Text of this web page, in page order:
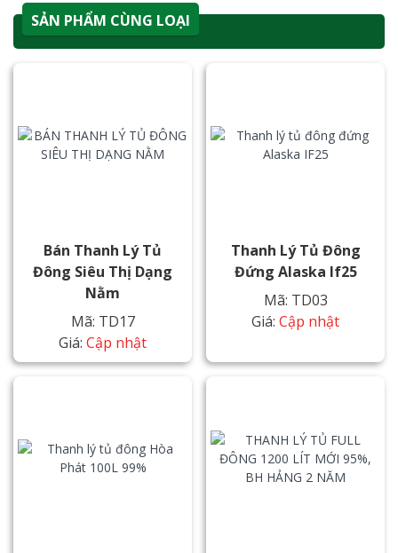
SẢN PHẨM CÙNG LOẠI
Bán Thanh Lý Tủ
Đông Siêu Thị Dạng
Nằm
Mã: TD17
Giá: Cập nhật
Thanh Lý Tủ Đông
Đứng Alaska If25
Mã: TD03
Giá: Cập nhật